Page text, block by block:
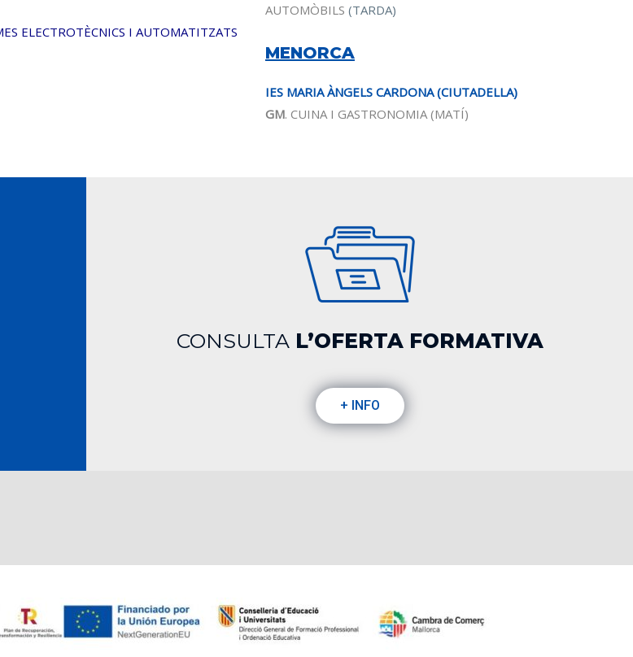
ELECTROTÈCNICS I AUTOMATITZATS
AUTOMÒBILS (TARDA)
MENORCA
IES MARIA ÀNGELS CARDONA (CIUTADELLA)
GM. CUINA I GASTRONOMIA (MATÍ)
CONSULTA L’OFERTA FORMATIVA
+ INFO